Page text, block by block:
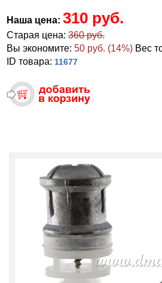
Наша цена: 310 руб.
Старая цена: 360 руб.
Вы экономите: 50 руб. (14%) Вес
ID товара: 11677